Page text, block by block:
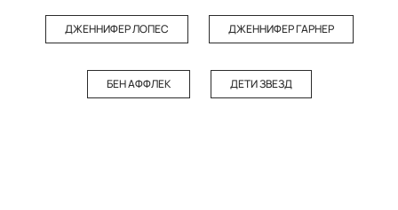
ДЖЕННИФЕР ЛОПЕС ДЖЕННИФЕР ГАРНЕР
БЕН АФФЛЕК ДЕТИ ЗВЕЗД